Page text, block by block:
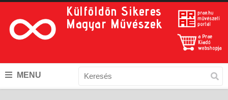
Külföldön Sikeres
Magyar Művészek
MENU